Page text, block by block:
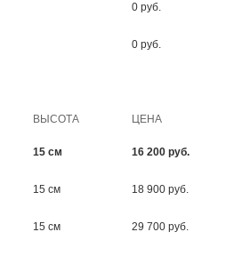
0 руб.
0 руб.
ВЫСОТА ЦЕНА
15 см 16 200 руб.
15 см 18 900 руб.
15 см 29 700 руб.